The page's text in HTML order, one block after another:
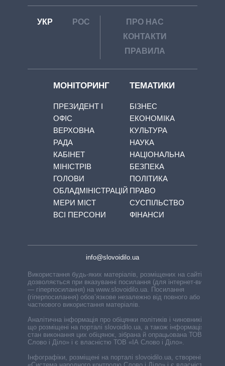
УКР РОС
ПРО НАС
КОНТАКТИ
ПРАВИЛА
МОНІТОРИНГ
ПРЕЗИДЕНТ І
ОФІС
ВЕРХОВНА
РАДА
КАБІНЕТ
МІНІСТРІВ
ГОЛОВИ
ОБЛАДМІНІСТРАЦІЙ
МЕРИ МІСТ
ВСІ ПЕРСОНИ
ТЕМАТИКИ
БІЗНЕС
ЕКОНОМІКА
КУЛЬТУРА
НАУКА
НАЦІОНАЛЬНА
БЕЗПЕКА
ПОЛІТИКА
ПРАВО
СУСПІЛЬСТВО
ФІНАНСИ
info@slovoidilo.ua
Використання будь-яких матеріалів, розміщених на сайті,
дозволяється при вказуванні посилання (для інтернет-видань
— гіперпосилання) на www.slovoidilo.ua. Посилання
(гіперпосилання) обов’язкове незалежно від повного або
часткового використання матеріалів.
Аналітична інформація про обіцянки політиків і чиновників,
що розміщені на порталі slovoidilo.ua, а також інформація про
стан виконання цих обіцянок, зібрана й опрацьована ТОВ «ІА
Слово і Діло» і є власністю ТОВ «ІА Слово і Діло».
Інфографіки, розміщені на порталі slovoidilo.ua, створені ГО